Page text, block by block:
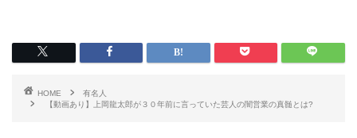
HOME
有名人
【動画あり】上岡龍太郎が３０年前に言っていた芸人の闇営業の真髄とは?